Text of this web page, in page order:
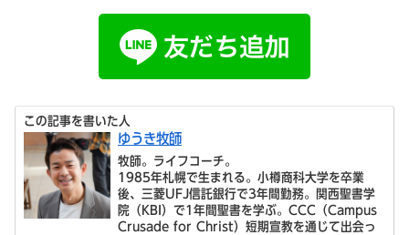
この記事を書いた人
ゆうき牧師
牧師。ライフコーチ。
1985年札幌で生まれる。小樽商科大学を卒業
後、三菱UFJ信託銀行で3年間勤務。関西聖書学
院（KBI）で1年間聖書を学ぶ。CCC（Campus
Crusade for Christ）短期宣教を通じて出会っ